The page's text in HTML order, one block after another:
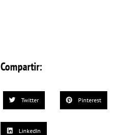
Compartir:
Twitter Pinterest
LinkedIn